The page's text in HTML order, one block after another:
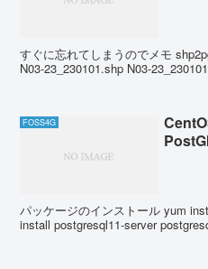
すぐに忘れてしまうのでメモ shp2pgsql -c -W cp932 -i -I -D -s 4326
N03-23_230101.shp N03-
FOSS4G
パッケージのインストール yum install Postresqlのインストール yum
install postgresql11-server